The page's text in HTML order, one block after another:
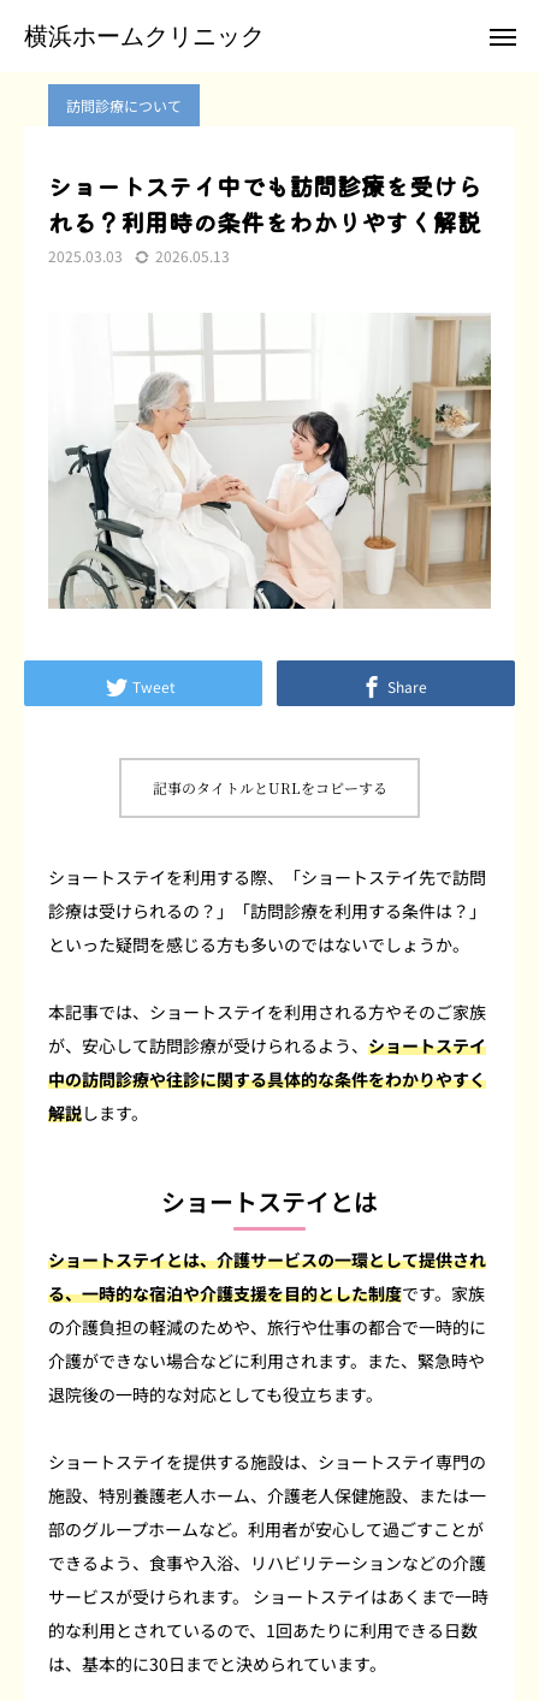
横浜ホームクリニック
ブログ 訪問診療について ショートステイ中でも訪問診療を受けられる？利用時の条件をわかりやすく解説
訪問診療について
ショートステイ中でも訪問診療を受けら
れる？利用時の条件をわかりやすく解説
2025.03.03 2026.05.13
Tweet Share
記事のタイトルとURLをコピーする
ショートステイを利用する際、「ショートステイ先で訪問
診療は受けられるの？」「訪問診療を利用する条件は？」
といった疑問を感じる方も多いのではないでしょうか。
本記事では、ショートステイを利用される方やそのご家族
が、安心して訪問診療が受けられるよう、 ショートステイ
中の訪問診療や往診に関する具体的な条件をわかりやすく
解説します。
ショートステイとは
ショートステイとは、介護サービスの一環として提供され
る、一時的な宿泊や介護支援を目的とした制度です。家族
の介護負担の軽減のためや、旅行や仕事の都合で一時的に
介護ができない場合などに利用されます。また、緊急時や
退院後の一時的な対応としても役立ちます。
ショートステイを提供する施設は、ショートステイ専門の
施設、特別養護老人ホーム、介護老人保健施設、または一
部のグループホームなど。利用者が安心して過ごすことが
できるよう、食事や入浴、リハビリテーションなどの介護
サービスが受けられます。 ショートステイはあくまで一時
的な利用とされているので、1回あたりに利用できる日数
は、基本的に30日までと決められています。
横浜ホームクリニック
クリニックTwitter
患者様のご紹介
お申込み
よくあるご質問
採用情報